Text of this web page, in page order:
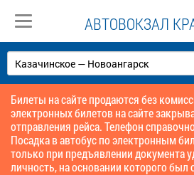
АВТОВОКЗАЛ
Билеты на сайте продаются без
электронных билетов на сайте
отправления рейса. Телефон
Посадка в автобус по электронным
только при предъявлении документа
личность, на основании которого был